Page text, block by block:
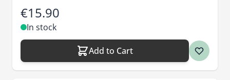
€15.90
In stock
Add to Cart